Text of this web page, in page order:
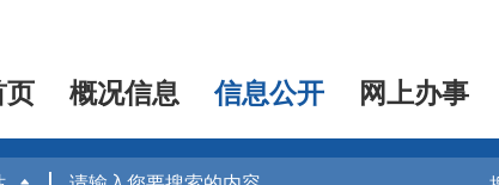
页 概况信息 信息公开 网上办事